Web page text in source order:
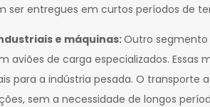
ser entregues em curtos períodos de
e máquinas:Outro segmento
aviões de carga especializados.
para a indústria pesada. O
sem a necessidade de longos